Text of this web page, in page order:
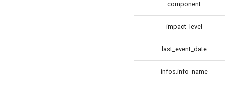
component
impact_level
last_event_date
infos.info_name